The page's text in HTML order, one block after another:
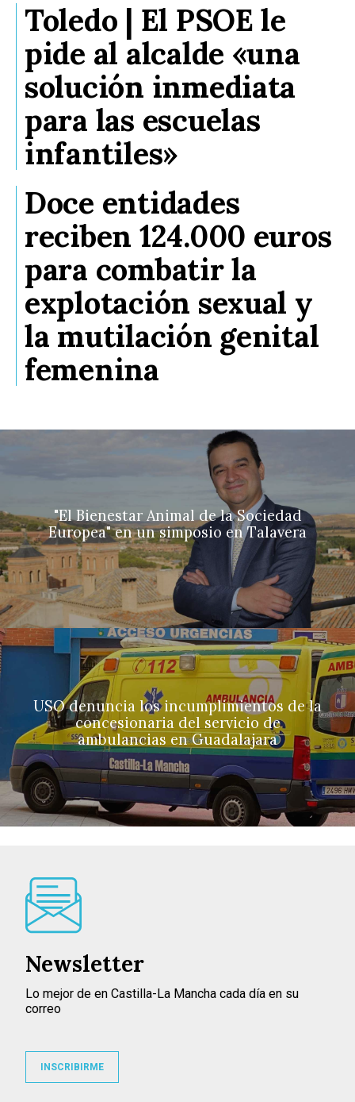
Toledo | El PSOE le
pide al alcalde «una
solución inmediata
para las escuelas
infantiles»
Doce entidades
reciben 124.000 euros
para combatir la
explotación sexual y
la mutilación genital
femenina
"El Bienestar Animal de la Sociedad
Europea" en un simposio en Talavera
USO denuncia los incumplimientos de la
concesionaria del servicio de
ambulancias en Guadalajara
Newsletter
Lo mejor de en Castilla-La Mancha cada día en su
correo
INSCRIBIRME